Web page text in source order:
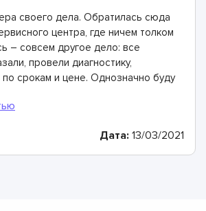
своего дела. Обратилась сюда
центра, где ничем толком
– совсем другое дело: все
провели диагностику,
срокам и цене. Однозначно буду
Дата: 13/03/2021